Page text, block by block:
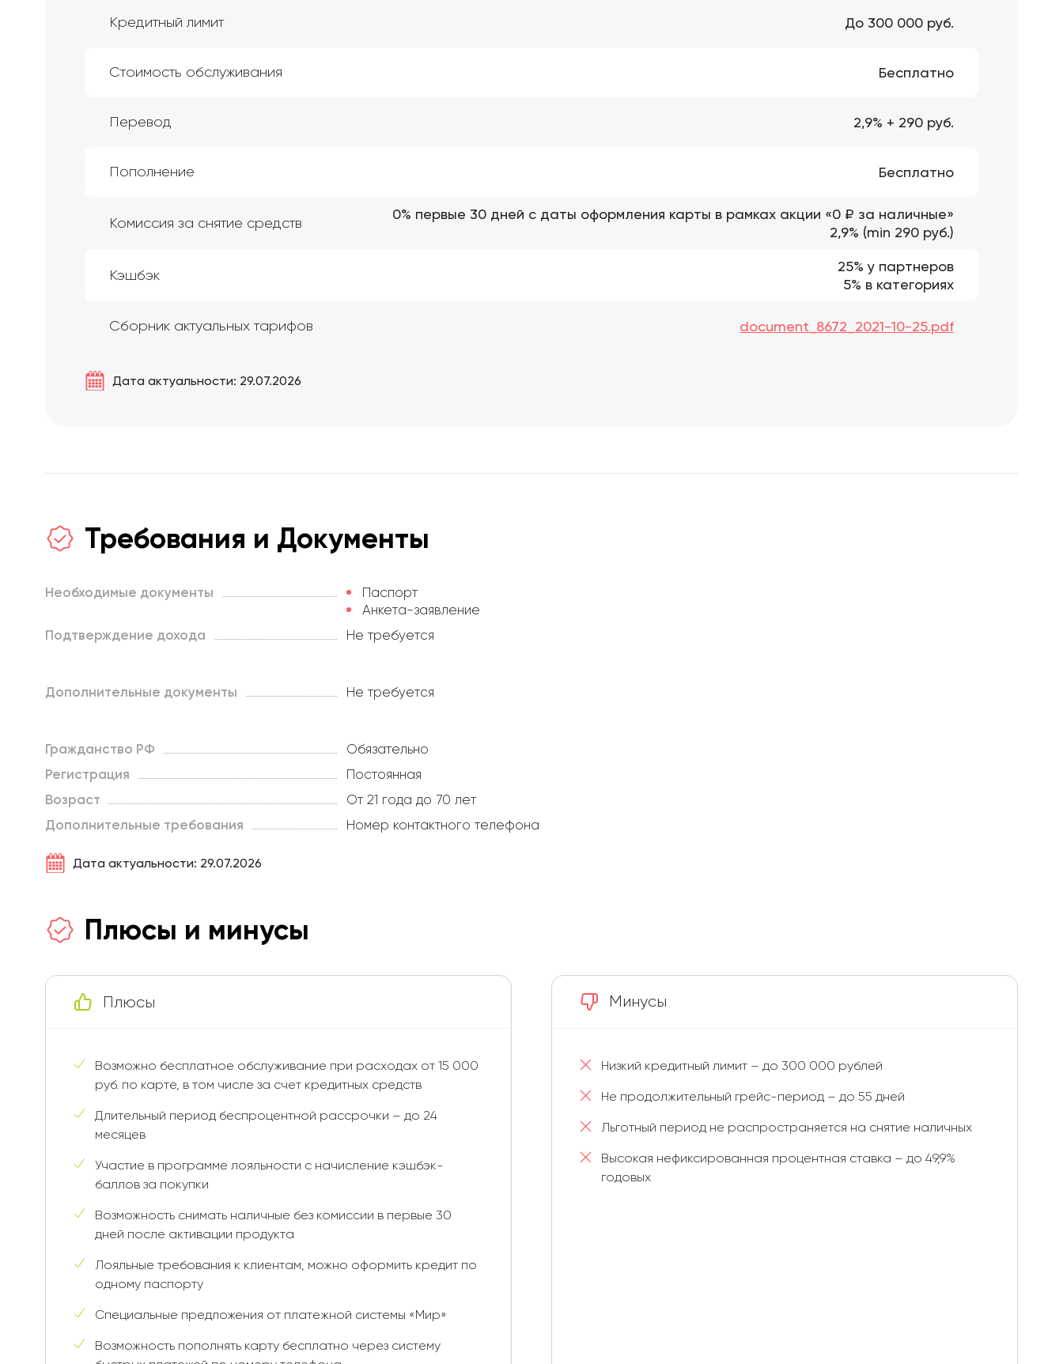
Кредитный лимит До 300 000 руб.
Стоимость обслуживания Бесплатно
Перевод 2,9% + 290 руб.
Пополнение Бесплатно
Комиссия за снятие средств
0% первые 30 дней с даты оформления карты в рамках акции «0 ₽ за наличные»
2,9% (min 290 руб.)
Кэшбэк
25% у партнеров
5% в категориях
Сборник актуальных тарифов document_8672_2021-10-25.pdf
Дата актуальности: 29.07.2026
Требования и Документы
Необходимые документы
Паспорт
Анкета-заявление
Подтверждение дохода
Не требуется
Дополнительные документы Не требуется
Гражданство РФ
Обязательно
Регистрация
Постоянная
Возраст
От 21 года до 70 лет
Дополнительные требования
Номер контактного телефона
Дата актуальности: 29.07.2026
Плюсы и минусы
Плюсы
Возможно бесплатное обслуживание при расходах от 15 000
руб. по карте, в том числе за счет кредитных средств
Длительный период беспроцентной рассрочки – до 24
месяцев
Участие в программе лояльности с начисление кэшбэк-
баллов за покупки
Возможность снимать наличные без комиссии в первые 30
дней после активации продукта
Лояльные требования к клиентам, можно оформить кредит по
одному паспорту
Специальные предложения от платежной системы «Мир»
Возможность пополнять карту бесплатно через систему
Минусы
Низкий кредитный лимит – до 300 000 рублей
Не продолжительный грейс-период – до 55 дней
Льготный период не распространяется на снятие наличных
Высокая нефиксированная процентная ставка – до 49,9%
годовых